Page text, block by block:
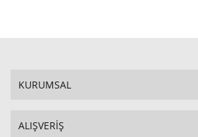
KURUMSAL
ALIŞVERİŞ